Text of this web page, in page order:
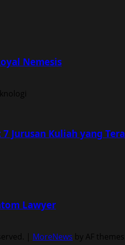
Nemesis
Jurusan Kuliah yang
Lawyer
| MoreNews by AF